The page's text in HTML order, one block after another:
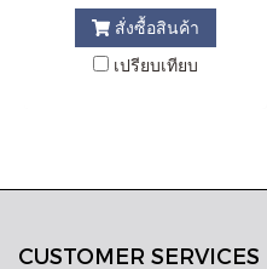
สั่งซื้อสินค้า
เปรียบเทียบ
CUSTOMER SERVICES